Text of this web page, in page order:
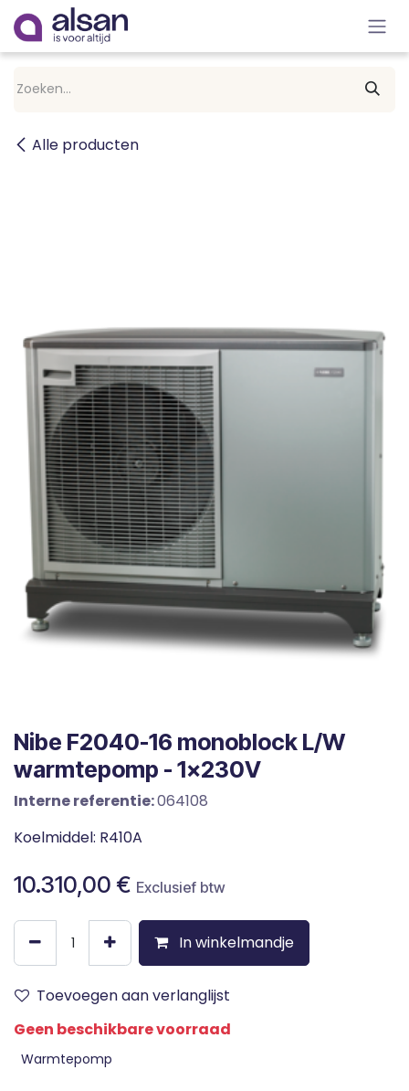
Overslaan naar inhoud
Alle producten
Nibe F2040-16 monoblock L/W
warmtepomp - 1x230V
Interne referentie:064108
Koelmiddel: R410A
10.310,00 € Exclusief btw
In winkelmandje
Toevoegen aan verlanglijst
Geen beschikbare voorraad
Warmtepomp